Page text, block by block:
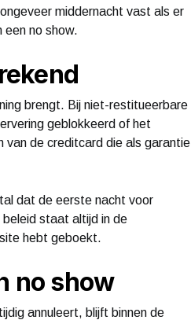
middernacht vast als er
no show.
brengt. Bij niet-restitueerbare
geblokkeerd of het
van de creditcard die als garantie
dat de eerste nacht voor
staat altijd in de
hebt geboekt.
no show
annuleert, blijft binnen de